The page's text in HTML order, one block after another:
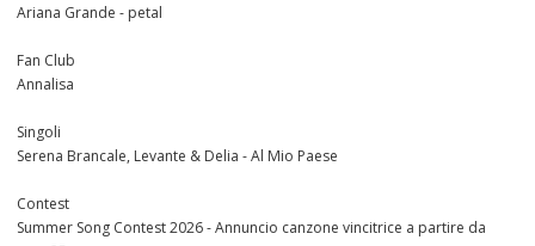
Ariana Grande - petal
Fan Club
Annalisa
Singoli
Serena Brancale, Levante & Delia - Al Mio Paese
Contest
Summer Song Contest 2026 - Annuncio canzone vincitrice a partire da